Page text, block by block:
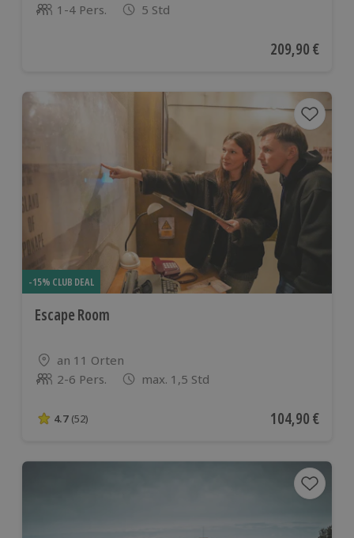
Anzahl der Teilnehmer
1-4 Pers. 5 Std
Aktueller Preis
209,90 €
-15% CLUB DEAL
Escape Room
Standort
an 11 Orten
Anzahl der Teilnehmer
2-6 Pers. max. 1,5 Std
4.7 von 5 Sternen basierend auf 52 Bewertungen
4.7 (52) Aktueller Preis
104,90 €